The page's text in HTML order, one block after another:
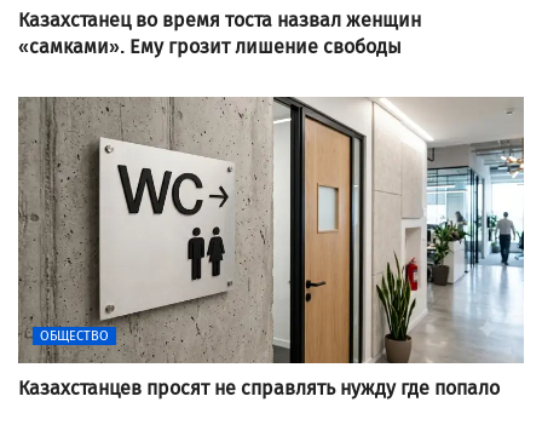
Казахстанец во время тоста назвал женщин
«самками». Ему грозит лишение свободы
ОБЩЕСТВО
Казахстанцев просят не справлять нужду где попало